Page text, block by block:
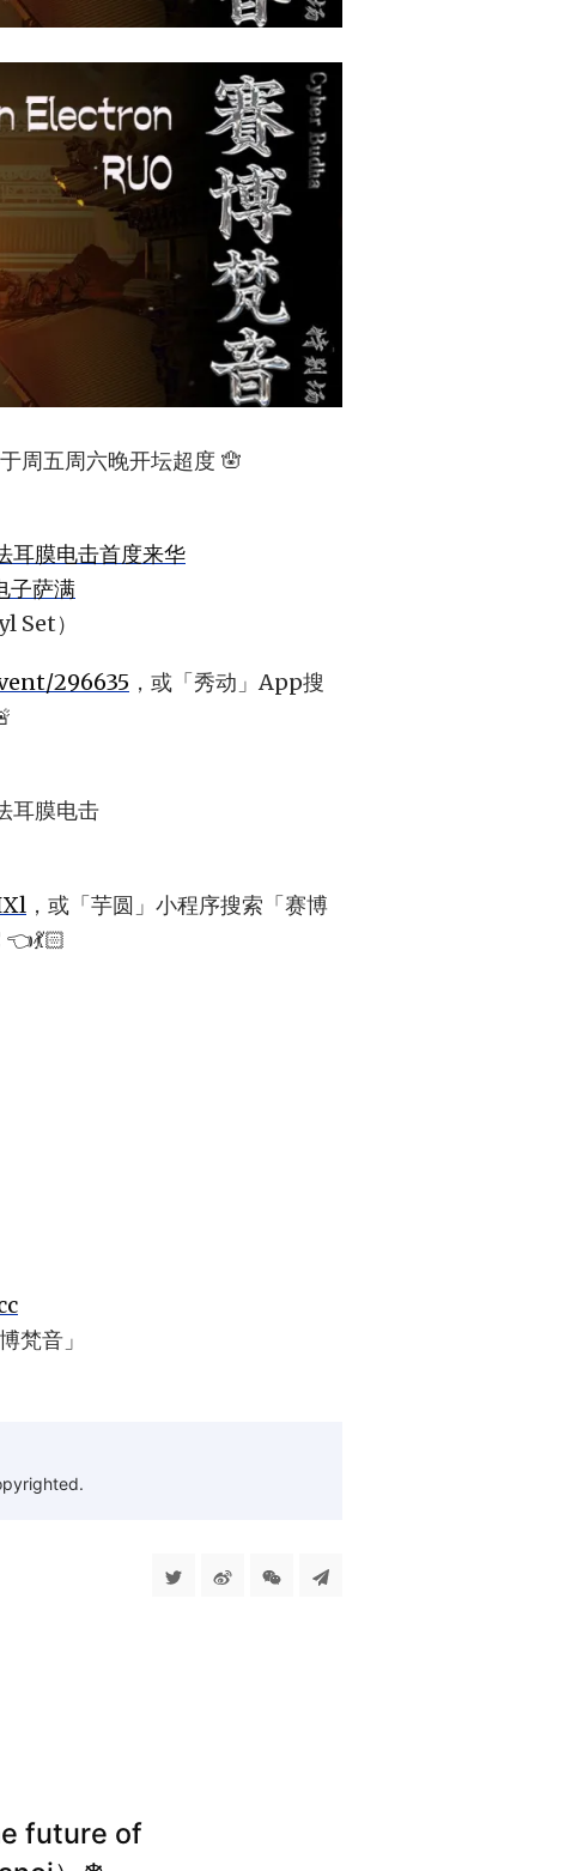
周五周六晚开坛超度 🪬
耳膜电击首度来华
子萨满
Set）
296635 ，或「秀动」App搜
膜电击
，或「芋圆」小程序搜索「赛博
梵音」
future of